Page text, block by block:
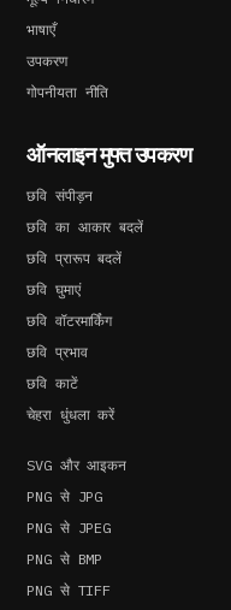
भाषाएँ
उपकरण
गोपनीयता नीति
ऑनलाइन मुफ्त उपकरण
छवि संपीड़न
छवि का आकार बदलें
छवि प्रारूप बदलें
छवि घुमाएं
छवि वॉटरमार्किंग
छवि प्रभाव
छवि काटें
चेहरा धुंधला करें
SVG और आइकन
PNG से JPG
PNG से JPEG
PNG से BMP
PNG से TIFF